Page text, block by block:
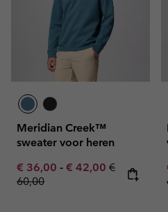
Meridian Creek™
sweater voor heren
Minimum sale price:
€ 36,00 - Maximum sale
€ 42,00 Regular
€
60,00